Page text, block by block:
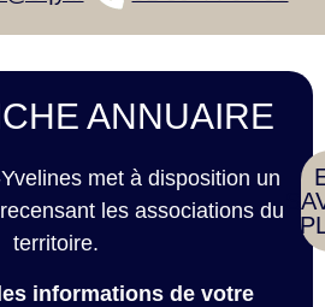
ANNUAIRE
met à disposition un
les associations du
territoire.
informations de votre